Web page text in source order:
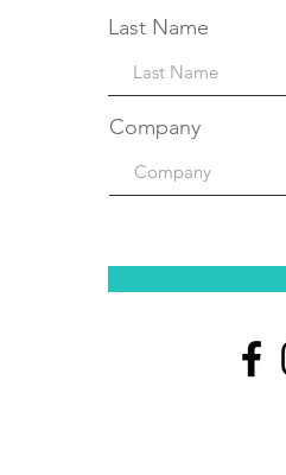
Last Name
Company